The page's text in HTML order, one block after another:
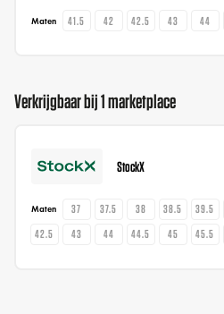
Maten 41.5 42 42.5 43 44
Verkrijgbaar bij 1 marketplace
StockX
Maten 37 37.5 38 38.5 39.5
42.5
43 44 44.5 45 45.5